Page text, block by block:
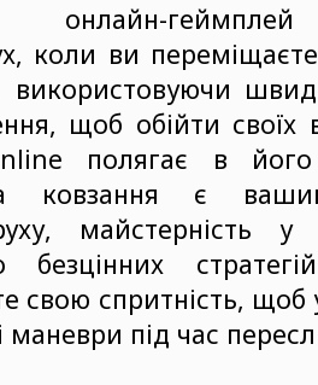
онлайн-
коли ви
щоб обійти своїх
полягає в його
ковзання є
майстерність
безцінних
свою спритність, щоб
маневри під час